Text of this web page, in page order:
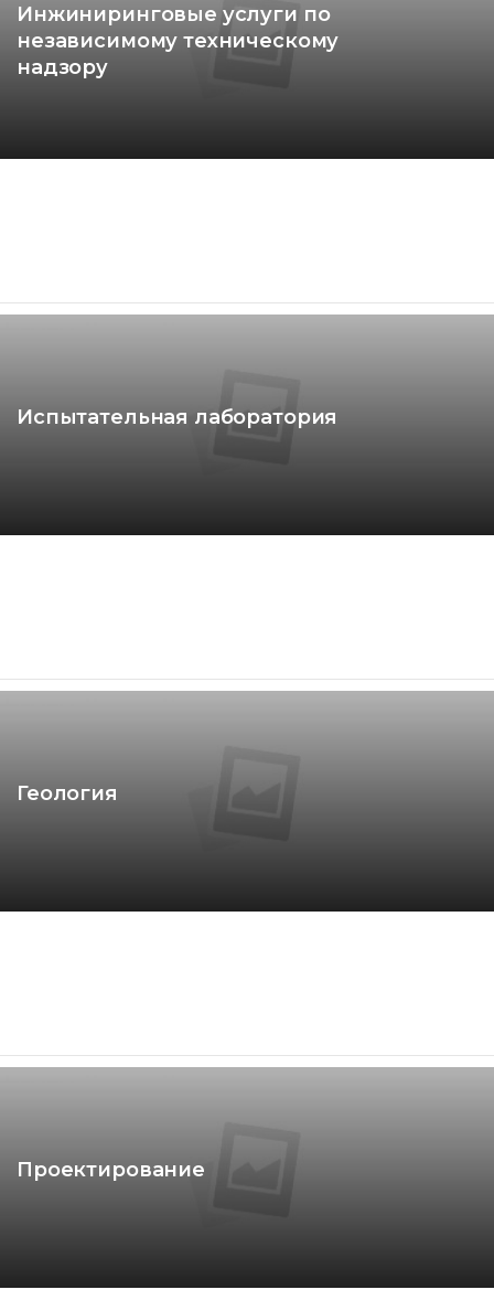
Инжиниринговые услуги по
независимому техническому
надзору
Испытательная лаборатория
Геология
Проектирование